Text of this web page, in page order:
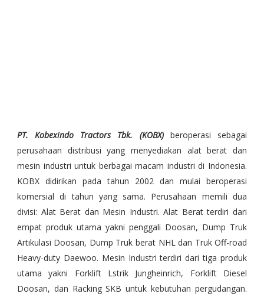
PT. Kobexindo Tractors Tbk. (KOBX) beroperasi sebagai
perusahaan distribusi yang menyediakan alat berat dan
mesin industri untuk berbagai macam industri di Indonesia.
KOBX didirikan pada tahun 2002 dan mulai beroperasi
komersial di tahun yang sama. Perusahaan memili dua
divisi: Alat Berat dan Mesin Industri. Alat Berat terdiri dari
empat produk utama yakni penggali Doosan, Dump Truk
Artikulasi Doosan, Dump Truk berat NHL dan Truk Off-road
Heavy-duty Daewoo. Mesin Industri terdiri dari tiga produk
utama yakni Forklift Lstrik Jungheinrich, Forklift Diesel
Doosan, dan Racking SKB untuk kebutuhan pergudangan.